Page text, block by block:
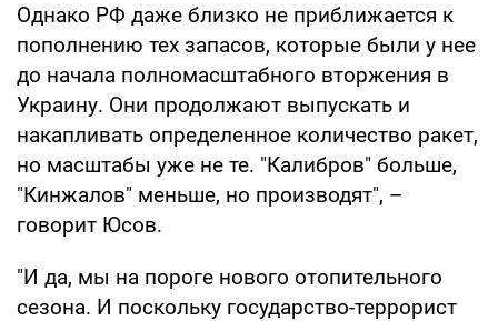
Однако РФ даже близко не приближается к
пополнению тех запасов, которые были у нее
до начала полномасштабного вторжения в
Украину. Они продолжают выпускать и
накапливать определенное количество ракет,
но масштабы уже не те. "Калибров" больше,
"Кинжалов" меньше, но производят", –
говорит Юсов.
"И да, мы на пороге нового отопительного
сезона. И поскольку государство-террорист